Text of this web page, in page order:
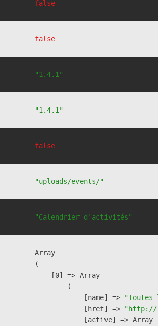
false
false
"1.4.1"
"1.4.1"
false
"uploads/events/"
"Calendrier d'activités"
Array
(
    [0] => Array
        (
            [name] =>
            [href] =>
"http://
            [active] => Array